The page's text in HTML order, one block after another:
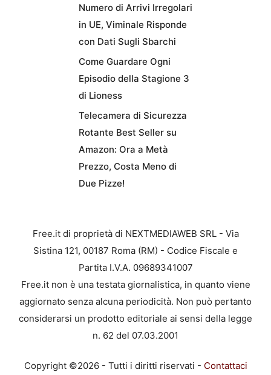
Numero di Arrivi Irregolari
in UE, Viminale Risponde
con Dati Sugli Sbarchi
Come Guardare Ogni
Episodio della Stagione 3
di Lioness
Telecamera di Sicurezza
Rotante Best Seller su
Amazon: Ora a Metà
Prezzo, Costa Meno di
Due Pizze!
Free.it di proprietà di NEXTMEDIAWEB SRL - Via
Sistina 121, 00187 Roma (RM) - Codice Fiscale e
Partita I.V.A. 09689341007
Free.it non è una testata giornalistica, in quanto viene
aggiornato senza alcuna periodicità. Non può pertanto
considerarsi un prodotto editoriale ai sensi della legge
n. 62 del 07.03.2001
Copyright ©2026 - Tutti i diritti riservati - Contattaci